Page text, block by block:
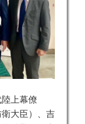
上幕僚
大臣）、吉